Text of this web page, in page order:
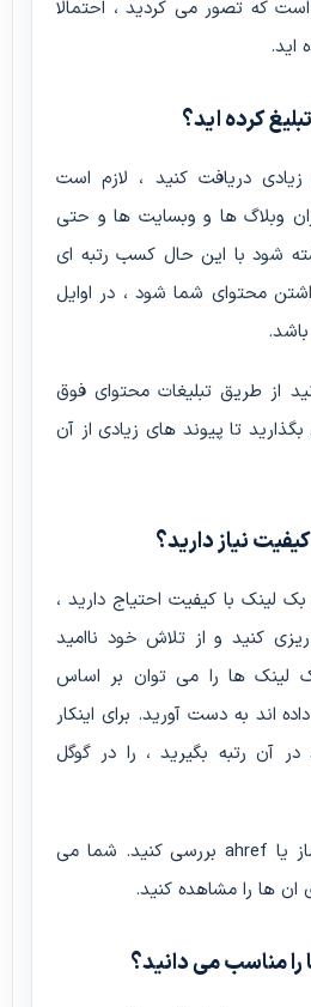
که تصور می کردید ، احتمالا
اید.
کرده اید؟
زیادی دریافت کنید ، لازم است
وبلاگ ها و وبسایت ها و حتی
شود با این حال کسب رتبه ای
محتوای شما شود ، در اوایل
از طریق تبلیغات محتوای فوق
تا پیوند های زیادی از آن
نیاز دارید؟
بک لینک با کیفیت احتیاج دارید ،
ریزی کنید و از تلاش خود ناامید
لینک ها را می توان بر اساس
اند به دست آورید. برای اینکار
آن رتبه بگیرید ، را در گوگل
URL نتایج را در ابزار ماز یا ahref بررسی کنید. شما می
ان ها را مشاهده کنید.
را مناسب می دانید؟